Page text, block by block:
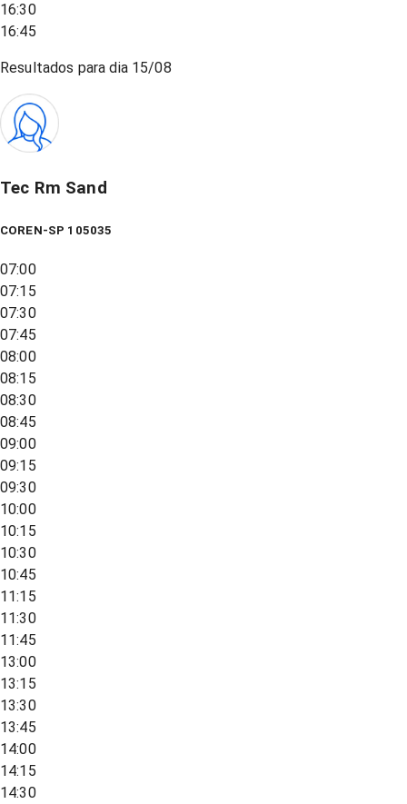
16:30
16:45
Resultados para dia 15/08
Tec Rm Sand
COREN-SP 105035
07:00
07:15
07:30
07:45
08:00
08:15
08:30
08:45
09:00
09:15
09:30
10:00
10:15
10:30
10:45
11:15
11:30
11:45
13:00
13:15
13:30
13:45
14:00
14:15
14:30